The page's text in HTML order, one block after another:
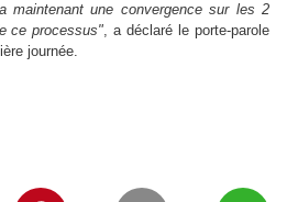
maintenant une convergence sur les 2
ce processus", a déclaré le porte-parole
journée.